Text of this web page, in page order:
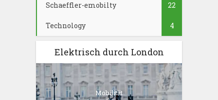
Schaeffler-emobilty 22
Technology 4
Elektrisch durch London
Mobilität